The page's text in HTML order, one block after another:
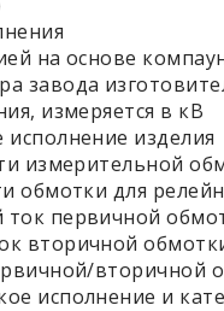
на основе
завода
измеряется в кВ
исполнение изделия
измерительной
обмотки для
первичной
вторичной
вторичной
исполнение и